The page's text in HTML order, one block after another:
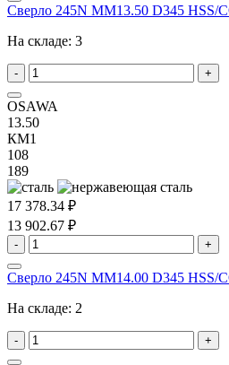
Сверло 245N MM13.50 D345 HSS/
На складе: 3
- +
OSAWA
13.50
КМ1
108
189
17 378.34 ₽
13 902.67 ₽
- +
Сверло 245N MM14.00 D345 HSS/
На складе: 2
- +